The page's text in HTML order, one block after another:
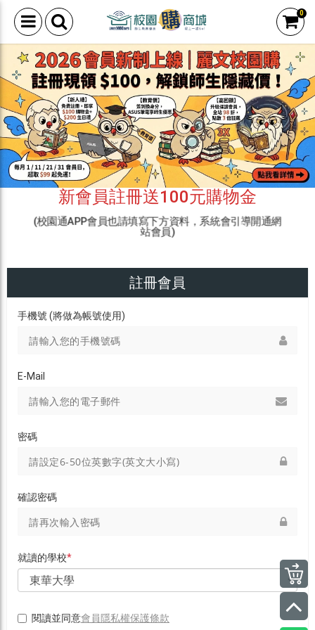
0
新會員註冊送100元購物金
(校園通APP會員也請填寫下方資料，系統會引導開通網
站會員)
註冊會員
手機號 (將做為帳號使用)
E-Mail
密碼
確認密碼
就讀的學校*
閱讀並同意會員隱私權保護條款